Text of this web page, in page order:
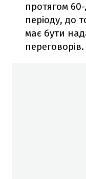
протягом
періоду, до
має бути
переговорів.